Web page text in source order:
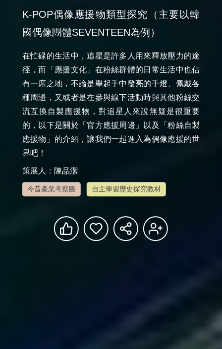
K-POP偶像應援物類型探究（主要以韓
國偶像團體SEVENTEEN為例）
在忙碌的生活中，追星是許多人用來釋放壓力的途
徑，而「應援文化」在粉絲群體的日常生活中也佔
有一席之地，不論是舉起手中發亮的手燈、佩戴各
種周邊，又或者是在參與線下活動時與其他粉絲交
流互換自製應援物，對追星人來說無疑是很重要
的，以下是關於「官方應援周邊」以及「粉絲自製
應援物」的介紹，讓我們一起進入為偶像應援的世
策展人：陳品潔
今昔產業考察團 自主學習歷史探究教材